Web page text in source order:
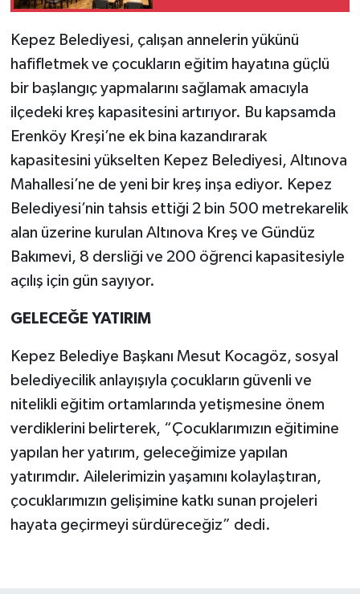
Kepez Belediyesi, çalışan annelerin yükünü
hafifletmek ve çocukların eğitim hayatına güçlü
bir başlangıç yapmalarını sağlamak amacıyla
ilçedeki kreş kapasitesini artırıyor. Bu kapsamda
Erenköy Kreşi’ne ek bina kazandırarak
kapasitesini yükselten Kepez Belediyesi, Altınova
Mahallesi’ne de yeni bir kreş inşa ediyor. Kepez
Belediyesi’nin tahsis ettiği 2 bin 500 metrekarelik
alan üzerine kurulan Altınova Kreş ve Gündüz
Bakımevi, 8 dersliği ve 200 öğrenci kapasitesiyle
açılış için gün sayıyor.
GELECEĞE YATIRIM
Kepez Belediye Başkanı Mesut Kocagöz, sosyal
belediyecilik anlayışıyla çocukların güvenli ve
nitelikli eğitim ortamlarında yetişmesine önem
verdiklerini belirterek, “Çocuklarımızın eğitimine
yapılan her yatırım, geleceğimize yapılan
yatırımdır. Ailelerimizin yaşamını kolaylaştıran,
çocuklarımızın gelişimine katkı sunan projeleri
hayata geçirmeyi sürdüreceğiz” dedi.